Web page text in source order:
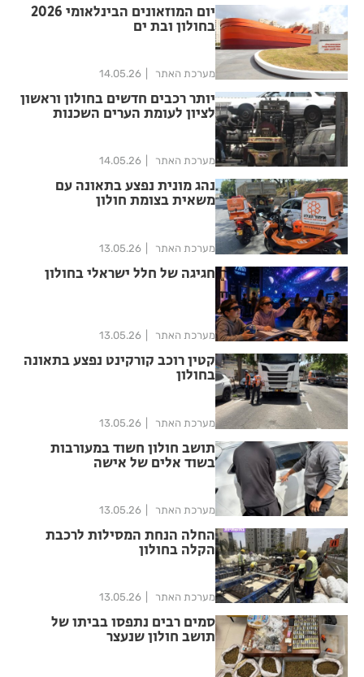
יום המוזאונים הבינלאומי 2026
בחולון ובת ים
מערכת האתר 14.05.26
יותר רכבים חדשים בחולון וראשון
לציון לעומת הערים השכנות
מערכת האתר 14.05.26
נהג מונית נפצע בתאונה עם
משאית בצומת חולון
מערכת האתר 13.05.26
חגיגה של חלל ישראלי בחולון
מערכת האתר 13.05.26
קטין רוכב קורקינט נפצע בתאונה
בחולון
מערכת האתר 13.05.26
תושב חולון חשוד במעורבות
בשוד אלים של אישה
מערכת האתר 13.05.26
החלה הנחת המסילות לרכבת
הקלה בחולון
מערכת האתר 13.05.26
סמים רבים נתפסו בביתו של
תושב חולון שנעצר